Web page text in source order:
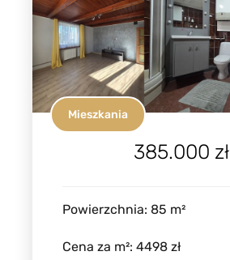
Mieszkania
385.000 zł
Powierzchnia: 85 m²
Cena za m²:4498 zł